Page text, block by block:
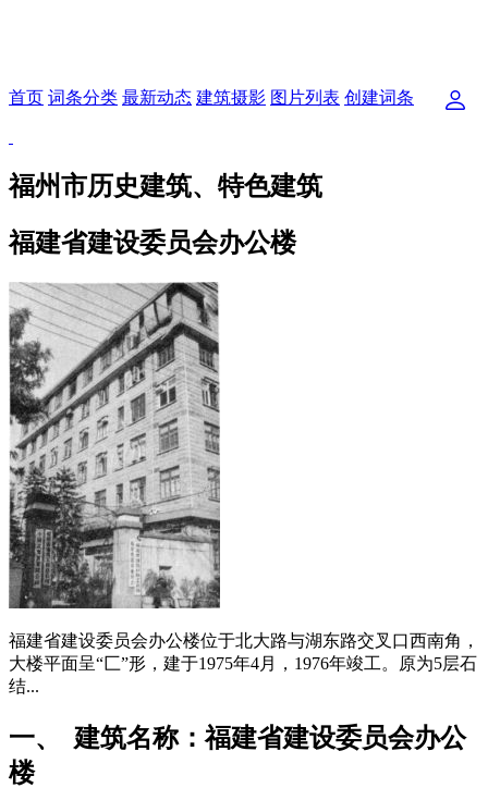
首页 词条分类 最新动态 建筑摄影 图片列表 创建词条
福州市历史建筑、特色建筑
福建省建设委员会办公楼
福建省建设委员会办公楼位于北大路与湖东路交叉口西南角，
大楼平面呈“匚”形，建于1975年4月，1976年竣工。原为5层石
结...
一、 建筑名称：福建省建设委员会办公
楼